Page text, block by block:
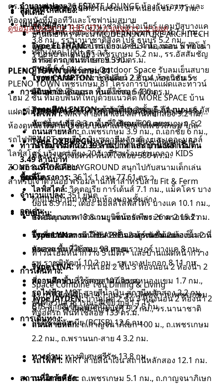
รพ.วิชัยเวช อินเตอร์เนชั่นแนล หนองแขม 7.7 กม.
สถานศึกษา:รร.นานาชาติไพโอเนียร์ แคมปัสบางแค
3.8 กม., รร.นานาชาติสิงคโปร์ ธนบุรี 5.2 กม.,
รร.อนุบาลเด่นหล้า เพชรเกษม 5.2 กม., รร.อัสสัมชัญ
ธนบุรี 6.4 กม.
สถานที่ใกล้เคียง:
ไลฟ์สไตล์:เดอะ โฟร์ท พุทธมณฑล สาย 4 7.1 กม.,
เดอะ มอลล์ไลฟ์สโตร์ บางแค 8.3 กม., เดอะ พาซิโอ
พาร์ค กาญจนาภิเษก 9.5 กม.
โรงพยาบาล:รพ.ราชพิพัฒน์ 2.2 กม., รพ.วิชัยเวช
อินเตอร์เนชั่นแนล หนองแขม 5.3 กม.
สถานศึกษา:รร.สารสาสน์วิเทศธนบุรี 2.1 กม., รร.อัส
สัมชัญธนบุรี 3.3 กม., รร.เลิศหล้า ถ.เพชรเกษม 5.2
กม.
จุดเด่น:
บ้านเดี่ยวหรู ดีไซน์ MODERN NATURE ARCHITECH
ที่ดินใหญ่ 100+ ตร.ว.*
มี Balcony & Semi-Outdoor Space รับลมเย็นสบาย
การเดินทาง:
รถไฟฟ้า:MRT สายสีน้ำเงิน สถานีหลักสอง 9.2 กม.
ถนนสายหลัก:ถ.เพชรเกษม 3.9 กม., ถ.เอกชัย 6 กม.,
ถ.กาญจนาภิเษก 8.3 กม., ถ.กัลปพฤกษ์ 9.6 กม.
สถานที่ใกล้เคียง:
ไลฟ์สไตล์: วิคตอเรีย การ์เด้นส์ 7.1 กม., แม็คโคร บาง
บอน 8.9 กม., เดอะ มอลล์ไลฟ์สโตร์ บางแค 10.1 กม.,
ซีคอนบางแค 13.8 กม., เซ็นทรัล พระราม 2 15.2 กม.
โรงพยาบาล:รพ.วิชัยเวช อินเตอร์เนชั่นแนล
หนองแขม 7.4 กม., รพ.เกษมราษฎร์ บางแค 8 กม.,
รพ.ราชพิพัฒน์ 10.2 กม., รพ.บางปะกอก 8 11 กม.
สถานศึกษา:รร.สารสาสน์วิเทศหนองเเขม 1.7 กม.,
รร.กรพิทักษ์ศึกษา 4.1 กม., รร.เลิศหล้า ถ.เพชรเกษม
5.7 กม., รร.อัสสัมชัญธนบุรี 9.2 กม., รร.นานาชาติ
บริติชโคลัมเบีย (BCISB) 12.6 กม.
ตร.ม. และส่วนกลาง ESTATE LOUNGE ห้องรับรองหรู และ
ห้องดูหนังที่มีจอทีวีและโซฟานุ่มสบาย
จำนวนแปลง:26 ยูนิต
แบบบ้าน:
Type ELTHAM:บ้านเดี่ยว 2 ชั้น 4 ห้องนอน 5 ห้องน้ำ
3 ที่จอดรถ พื้นที่ใช้สอย 390 ตร.ม.
Type CAMPTON:บ้านเดี่ยว 2 ชั้น 4 ห้องนอน 5
ห้องน้ำ 3 ที่จอดรถ พื้นที่ใช้สอย 430 ตร.ม.
Type WALENTON:บ้านเดี่ยว 2 ชั้น 5 ห้องนอน 6
ห้องน้ำ 4 ที่จอดรถ พื้นที่ใช้สอย 500 ตร.ม.
Type OXBURGH:บ้านเดี่ยว 2 ชั้น 5 ห้องนอน 6
ห้องน้ำ 4 ที่จอดรถ พื้นที่ใช้สอย 580 ตร.ม.
จุดเด่น:
ทุกแบบบ้านมาพร้อมห้องนอนชั้นล่าง
สังคมคุณภาพ จำนวนยูนิตน้อยเพียง 26 ครอบครัว
พื้นที่ส่วนกลางมี THEATRE จองดูหนังได้อย่างเป็นส่วน
ตัว
การเดินทาง:
รถไฟฟ้า:MRT สายสีน้ำเงิน สถานีหลักสอง 2.2 กม.,
BTS สายสีเขียว สถานีบางหว้า 7.5 กม.
ถนนสายหลัก:ถ.กาญจนาภิเษก 100 ม., ถ.เพชรเกษม
2.2 กม., ถ.พรานนก-สาย 4 3.2 กม.
ทางด่วน: ทางพิเศษศรีรัช 13.8 กม.
สถานที่ใกล้เคียง:
ดูข้อมูลโครงการ THE CITY กาญจนาฯ - บางแค
PLENO TOWN เพชรเกษม 81
PLENO TOWN เพชรเกษม 81 โครงการบ้านแฝดและทาวน์
โฮม 2 ชั้น ที่มอบพื้นที่ใหญ่ด้วยแนวคิด MORE SPACE บ้าน
แฝดเพิ่ม Extra Function ปรับพื้นที่เป็นห้องลูก ห้องทำงาน
ห้องดูหนังได้ตามใจชอบ บนทำเลใจกลางเพชรเกษม ใกล้
รถไฟฟ้า MRT สายสีน้ำเงิน สถานีหลักสอง และเดอะมอลล์
ไลฟ์สโตร์ บางแค เพียง 20 นาที* พร้อมส่วนกลาง KIDS
ZONE & SPORT PLAYGROUND สนุกไปกับสนามเด็กเล่น
สำหรับเจ้าตัวน้อย พร้อมลานกีฬาสำหรับสาย Fit & Ferm
ทาวน์โฮม เริ่มต้น 2.39 ล้านบาท และ บ้านแฝด เริ่มต้น
3.49 ล้านบาท
พื้นที่โครงการ:36 ไร่ 1 งาน 77.61 ตร.ว.
จำนวนแปลง:351 ยูนิต
แบบบ้าน:
Type LYN:ทาวน์โฮม 2 ชั้น 2 ห้องนอน 2 ห้องน้ำ 2 ที่
จอดรถ พื้นที่ใช้สอย 93 ตร.ม.
Type LINA:ทาวน์โฮม 2 ชั้น 3 ห้องนอน 2 ห้องน้ำ 2
ที่จอดรถ พื้นที่ใช้สอย 107 ตร.ม.
Type JAYDEN:บ้านแฝด 2 ชั้น 3 ห้องนอน 2 ห้องน้ำ 2
ที่จอดรถ พื้นที่ใช้สอย 133 ตร.ม.
จุดเด่น:
ทาวน์โฮมหน้ากว้าง 5 เมตร* และบ้านแฝดหน้ากว้าง
9 เมตร*
Space Combine โซน Dining & Living
พื้นที่สวนสาธารณะสีเขียวกว่า 1 ไร่*
การเดินทาง:
รถไฟฟ้า: MRT สายสีน้ำเงิน สถานีหลักสอง 12.1 กม.
ถนนสายหลัก: ถ.เพชรเกษม 5.1 กม., ถ.กาญจนาภิเษก